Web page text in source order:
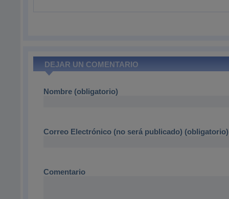
DEJAR UN COMENTARIO
Nombre (obligatorio)
Correo Electrónico (no será publicado) (obligatorio)
Comentario